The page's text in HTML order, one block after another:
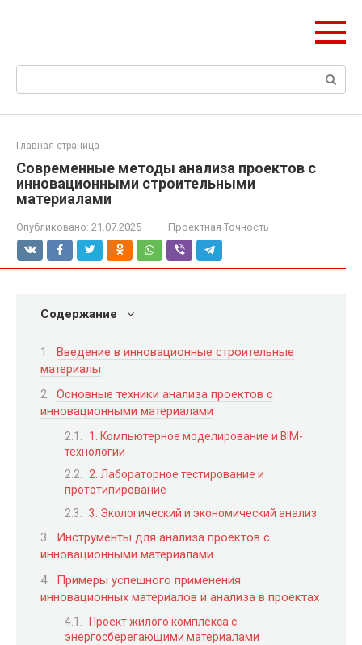
Поиск:
Главная страница
Современные методы анализа проектов с
инновационными строительными
материалами
Опубликовано: 21.07.2025 Проектная Точность
Содержание
Введение в инновационные строительные
материалы
Основные техники анализа проектов с
инновационными материалами
1. Компьютерное моделирование и BIM-
технологии
2. Лабораторное тестирование и
прототипирование
3. Экологический и экономический анализ
Инструменты для анализа проектов с
инновационными материалами
Примеры успешного применения
инновационных материалов и анализа в проектах
Проект жилого комплекса с
энергосберегающими материалами